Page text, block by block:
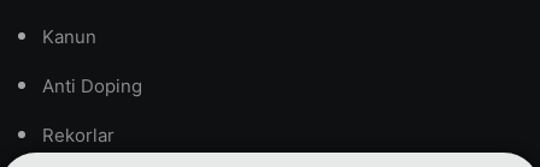
Kanun
Anti Doping
Rekorlar